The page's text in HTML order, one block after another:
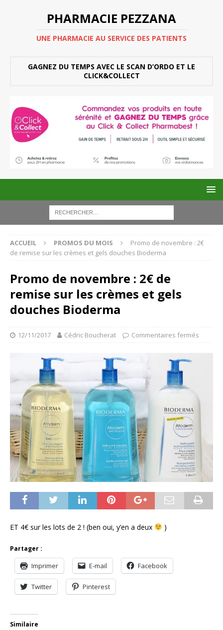
PHARMACIE PEZZANA
UNE PHARMACIE AU SERVICE DES PATIENTS
GAGNEZ DU TEMPS AVEC LE SCAN D’ORDO ET LE
CLICK&COLLECT
ACCUEIL PROMOS DU MOIS
Promo de novembre : 2€
de remise sur les crèmes et gels douches Bioderma
Promo de novembre : 2€ de
remise sur les crèmes et gels
douches Bioderma
12/11/2017 Cédric Boucherat Commentaires fermés
ET 4€ sur les lots de 2 ! (ben oui, y’en a deux )
Partager :
Imprimer E-mail Facebook
Twitter Pinterest
Similaire